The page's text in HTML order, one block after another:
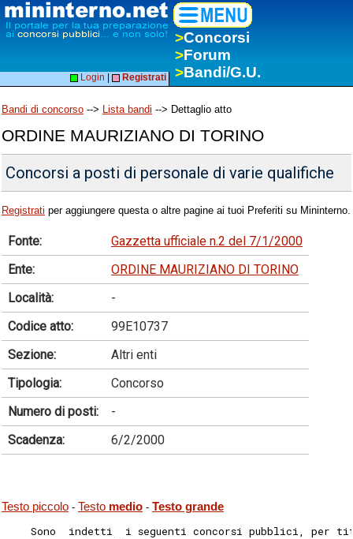
>Concorsi
>Forum
>Bandi/G.U.
Login Registrati
Bandi di concorso --> Lista bandi --> Dettaglio atto
ORDINE MAURIZIANO DI TORINO
Concorsi a posti di personale di varie qualifiche
Registrati per aggiungere questa o altre pagine ai tuoi Preferiti su Mininterno.
Fonte:
Gazzetta ufficiale n.2 del 7/1/2000
Ente:
ORDINE MAURIZIANO DI TORINO
Località:
-
Codice atto:
99E10737
Sezione:
Altri enti
Tipologia:
Concorso
Numero di posti:
-
Scadenza:
6/2/2000
Testo piccolo - Testo medio - Testo grande
Sono  indetti  i seguenti concorsi pubblici, per